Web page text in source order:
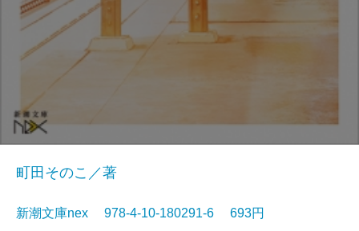
町田そのこ／著
新潮文庫nex 978-4-10-180291-6 693円